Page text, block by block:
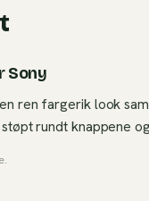
Sony
ren fargerik look
rundt knappene
.